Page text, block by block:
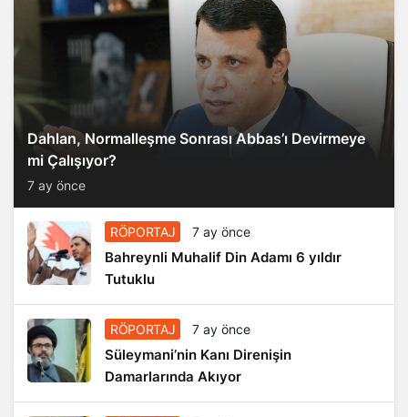
Dahlan, Normalleşme Sonrası Abbas’ı Devirmeye
mi Çalışıyor?
7 ay önce
RÖPORTAJ 7 ay önce
Bahreynli Muhalif Din Adamı 6 yıldır
Tutuklu
RÖPORTAJ 7 ay önce
Süleymani’nin Kanı Direnişin
Damarlarında Akıyor